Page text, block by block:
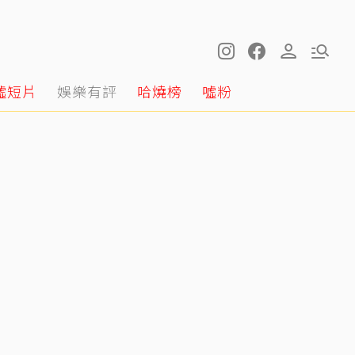
短片 娛樂有評 哈燒榜 噓粉